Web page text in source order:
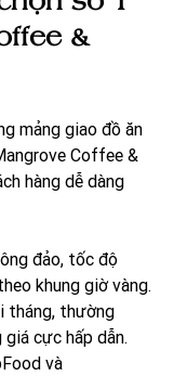
&
mảng giao đồ ăn
Coffee &
hàng dễ dàng
đảo, tốc độ
khung giờ vàng.
tháng, thường
cực hấp dẫn.
và